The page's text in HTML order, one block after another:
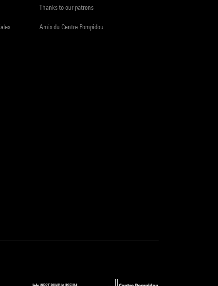
Thanks to our patrons
Amis du Centre Pompidou